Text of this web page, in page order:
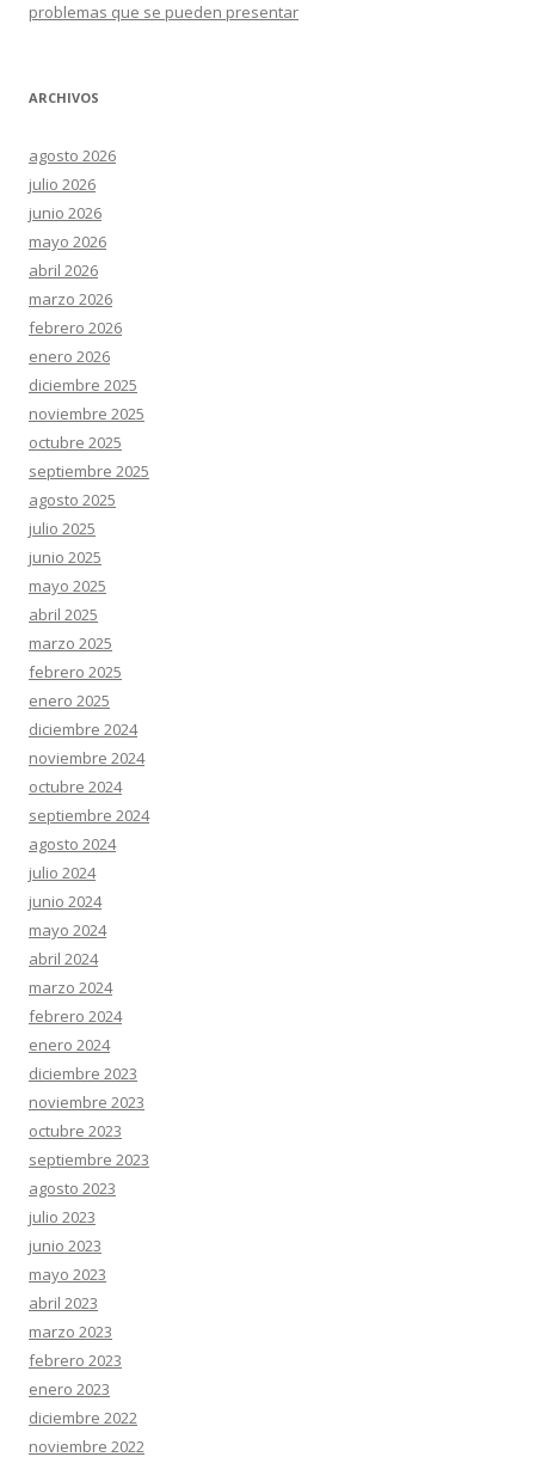
problemas que se pueden presentar
ARCHIVOS
agosto 2026
julio 2026
junio 2026
mayo 2026
abril 2026
marzo 2026
febrero 2026
enero 2026
diciembre 2025
noviembre 2025
octubre 2025
septiembre 2025
agosto 2025
julio 2025
junio 2025
mayo 2025
abril 2025
marzo 2025
febrero 2025
enero 2025
diciembre 2024
noviembre 2024
octubre 2024
septiembre 2024
agosto 2024
julio 2024
junio 2024
mayo 2024
abril 2024
marzo 2024
febrero 2024
enero 2024
diciembre 2023
noviembre 2023
octubre 2023
septiembre 2023
agosto 2023
julio 2023
junio 2023
mayo 2023
abril 2023
marzo 2023
febrero 2023
enero 2023
diciembre 2022
noviembre 2022